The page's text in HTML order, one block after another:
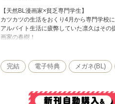
【天然BL漫画家×貧乏専門学生】
カツカツの生活をおくり4月から専門学校
アルバイト生活に疲弊していた凛久はそ
画家の春樹！
しかも条件が『不健康な生活を送る春樹
【特典】電子限定描きおろし漫画1Pを収録
※本作品はweb誌『enigma』に掲載およ
完結 電子特典 メガネ(BL)